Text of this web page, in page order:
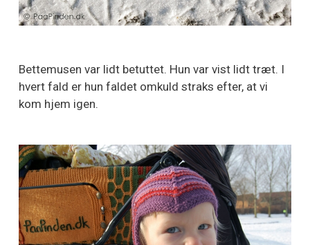
Bettemusen var lidt betuttet. Hun var vist lidt træt. I
hvert fald er hun faldet omkuld straks efter, at vi
kom hjem igen.